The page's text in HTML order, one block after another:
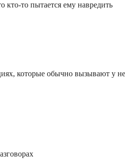
то пытается ему навредить
которые обычно вызывают у